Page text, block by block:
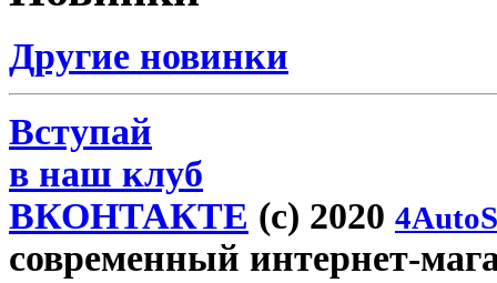
Другие новинки
Вступай
в наш клуб
ВКОНТАКТЕ (c) 2020
современный интернет-